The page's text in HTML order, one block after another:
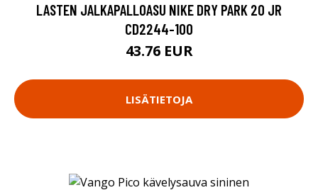
LASTEN JALKAPALLOASU NIKE DRY PARK 20 JR
CD2244-100
43.76 EUR
LISÄTIETOJA